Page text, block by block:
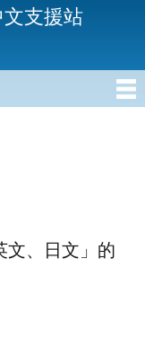
支援站
文、日文」的